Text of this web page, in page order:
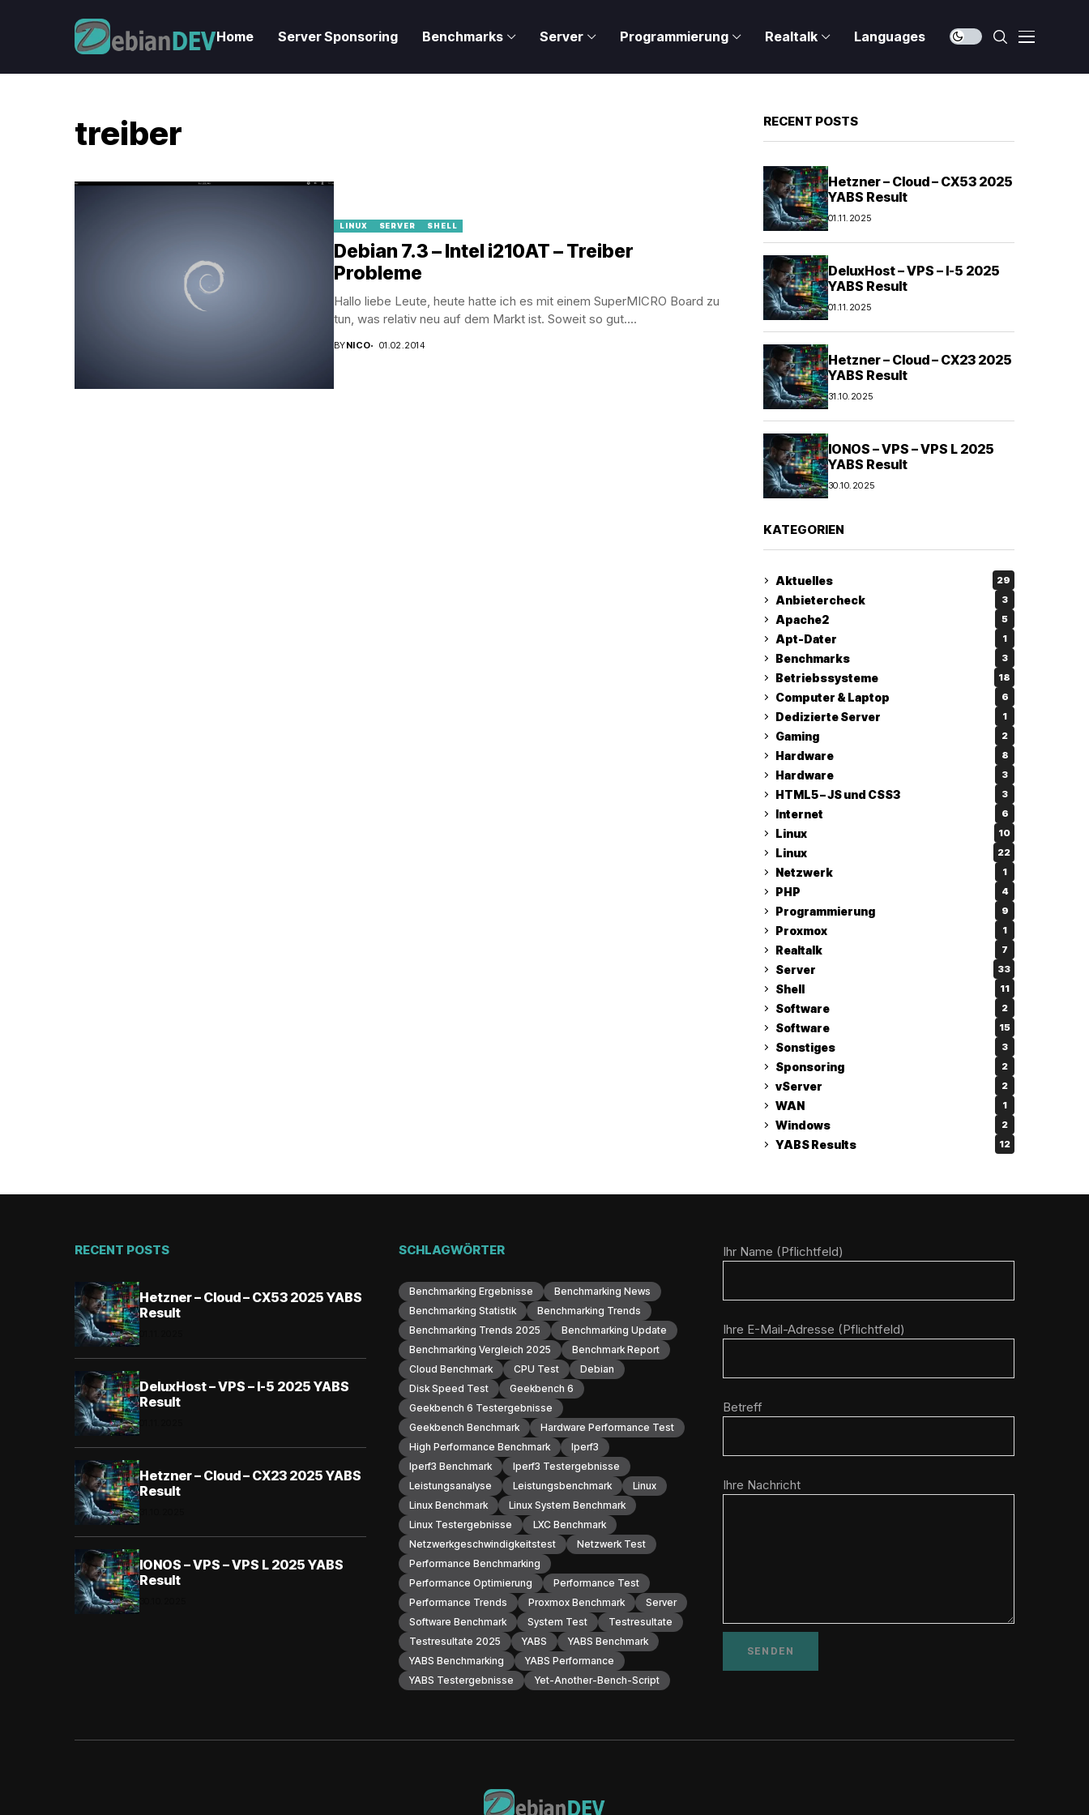
Home Server Sponsoring Benchmarks Server Programmierung Realtalk Languages
treiber
LINUX SERVER SHELL
Debian 7.3 – Intel i210AT – Treiber
Probleme
Hallo liebe Leute, heute hatte ich es mit einem SuperMICRO Board zu
tun, was relativ neu auf dem Markt ist. Soweit so gut....
BYNICO 01.02.2014
RECENT POSTS
Hetzner – Cloud – CX53 2025
YABS Result
01.11.2025
DeluxHost – VPS – I-5 2025
YABS Result
01.11.2025
Hetzner – Cloud – CX23 2025
YABS Result
31.10.2025
IONOS – VPS – VPS L 2025
YABS Result
30.10.2025
KATEGORIEN
Aktuelles 29
Anbietercheck 3
Apache2 5
Apt-Dater 1
Benchmarks 3
Betriebssysteme 18
Computer & Laptop 6
Dedizierte Server 1
Gaming 2
Hardware 8
Hardware 3
HTML5 – JS und CSS3 3
Internet 6
Linux 10
Linux 22
Netzwerk 1
PHP 4
Programmierung 9
Proxmox 1
Realtalk 7
Server 33
Shell 11
Software 2
Software 15
Sonstiges 3
Sponsoring 2
vServer 2
WAN 1
Windows 2
YABS Results 12
RECENT POSTS
Hetzner – Cloud – CX53 2025 YABS
Result
DeluxHost – VPS – I-5 2025 YABS
Result
Hetzner – Cloud – CX23 2025 YABS
Result
IONOS – VPS – VPS L 2025 YABS
Result
SCHLAGWÖRTER
Benchmarking Ergebnisse
Benchmarking News
Benchmarking Statistik
Benchmarking Trends
Benchmarking Trends 2025
Benchmarking Update
Benchmarking Vergleich 2025
Benchmark Report
Cloud Benchmark
CPU Test
Debian
Disk Speed Test
Geekbench 6
Geekbench 6 Testergebnisse
Geekbench Benchmark
Hardware Performance Test
High Performance Benchmark
Iperf3
Iperf3 Benchmark
Iperf3 Testergebnisse
Leistungsanalyse
Leistungsbenchmark
Linux
Linux Benchmark
Linux System Benchmark
Linux Testergebnisse
LXC Benchmark
Netzwerkgeschwindigkeitstest
Netzwerk Test
Performance Benchmarking
Performance Optimierung
Performance Test
Performance Trends
Proxmox Benchmark
Server
Software Benchmark
System Test
Testresultate
Testresultate 2025
YABS
YABS Benchmark
YABS Benchmarking
YABS Performance
YABS Testergebnisse
Yet-Another-Bench-Script
Ihr Name (Pflichtfeld)
Ihre E-Mail-Adresse (Pflichtfeld)
Betreff
Ihre Nachricht